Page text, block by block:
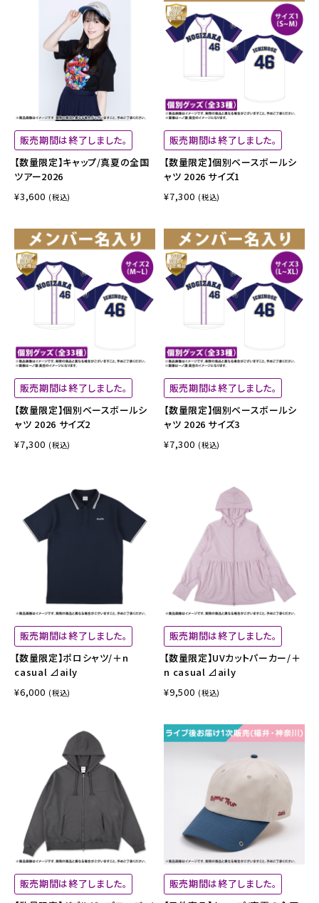
販売期間は終了しました。
【数量限定】キャップ/真夏の全国
ツアー2026
¥3,600 (税込)
販売期間は終了しました。
【数量限定】個別ベースボールシ
ャツ 2026 サイズ1
¥7,300 (税込)
販売期間は終了しました。
【数量限定】個別ベースボールシ
ャツ 2026 サイズ2
¥7,300 (税込)
販売期間は終了しました。
【数量限定】個別ベースボールシ
ャツ 2026 サイズ3
¥7,300 (税込)
販売期間は終了しました。
【数量限定】ポロシャツ/＋n
casual ⊿aily
¥6,000 (税込)
販売期間は終了しました。
【数量限定】UVカットパーカー/＋
n casual ⊿aily
¥9,500 (税込)
販売期間は終了しました。
販売期間は終了しました。